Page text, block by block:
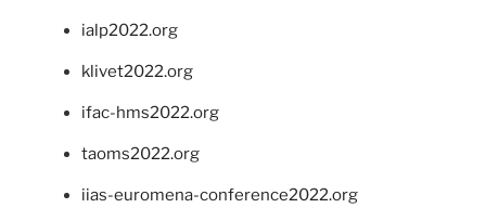
ialp2022.org
klivet2022.org
ifac-hms2022.org
taoms2022.org
iias-euromena-conference2022.org